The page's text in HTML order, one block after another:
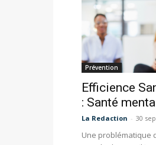
Prévention
Efficience
: Santé
La Redaction - 30
Une problématique